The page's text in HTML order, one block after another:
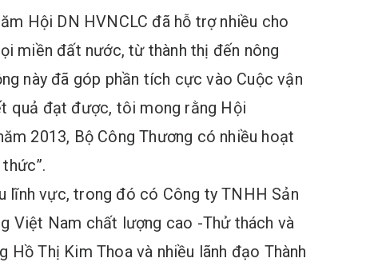
Hội DN HVNCLC đã hỗ trợ nhiều cho
miền đất nước, từ thành thị đến nông
này đã góp phần tích cực vào Cuộc vận
quả đạt được, tôi mong rằng Hội
2013, Bộ Công Thương có nhiều hoạt
lĩnh vực, trong đó có Công ty TNHH Sản
Việt Nam chất lượng cao -Thử thách và
Thị Kim Thoa và nhiều lãnh đạo Thành